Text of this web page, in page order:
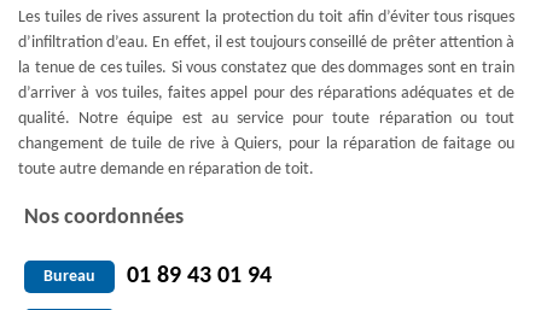
Les tuiles de rives assurent la protection du toit afin d’éviter tous risques
d’infiltration d’eau. En effet, il est toujours conseillé de prêter attention à
la tenue de ces tuiles. Si vous constatez que des dommages sont en train
d’arriver à vos tuiles, faites appel pour des réparations adéquates et de
qualité. Notre équipe est au service pour toute réparation ou tout
changement de tuile de rive à Quiers, pour la réparation de faitage ou
toute autre demande en réparation de toit.
Nos coordonnées
Bureau 01 89 43 01 94